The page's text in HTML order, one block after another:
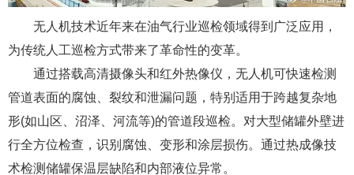
无人机技术近年来在油气行业巡检领域得到广泛应用，
为传统人工巡检方式带来了革命性的变革。
通过搭载高清摄像头和红外热像仪，无人机可快速检测
管道表面的腐蚀、裂纹和泄漏问题，特别适用于跨越复杂地
形(如山区、沼泽、河流等)的管道段巡检。对大型储罐外壁进
行全方位检查，识别腐蚀、变形和涂层损伤。通过热成像技
术检测储罐保温层缺陷和内部液位异常。